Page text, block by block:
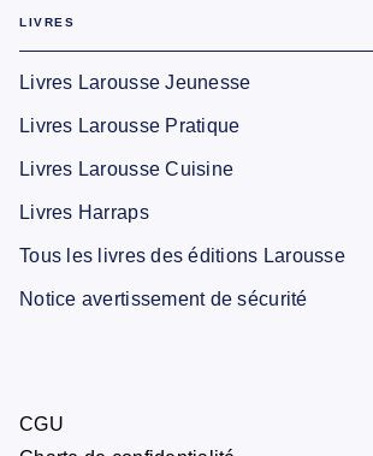
LIVRES
Livres Larousse Jeunesse
Livres Larousse Pratique
Livres Larousse Cuisine
Livres Harraps
Tous les livres des éditions Larousse
Notice avertissement de sécurité
CGU